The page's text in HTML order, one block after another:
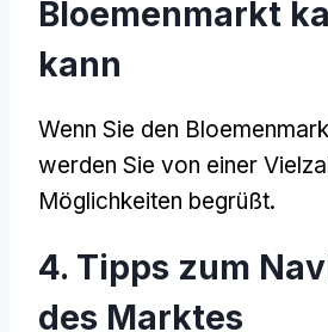
Bloemenmarkt
kann
Wenn Sie den
werden Sie von einer
Möglichkeiten begrüßt.
4. Tipps zum
des Marktes